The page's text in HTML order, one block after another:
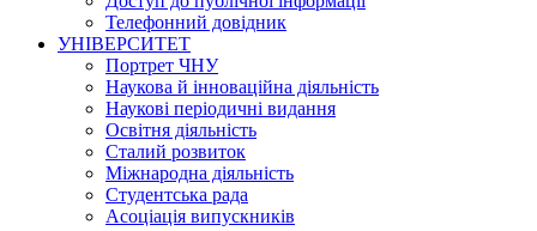
Телефонний довідник
УНІВЕРСИТЕТ
Портрет ЧНУ
Наукова й інноваційна діяльність
Наукові періодичні видання
Освітня діяльність
Сталий розвиток
Міжнародна діяльність
Студентська рада
Асоціація випускників